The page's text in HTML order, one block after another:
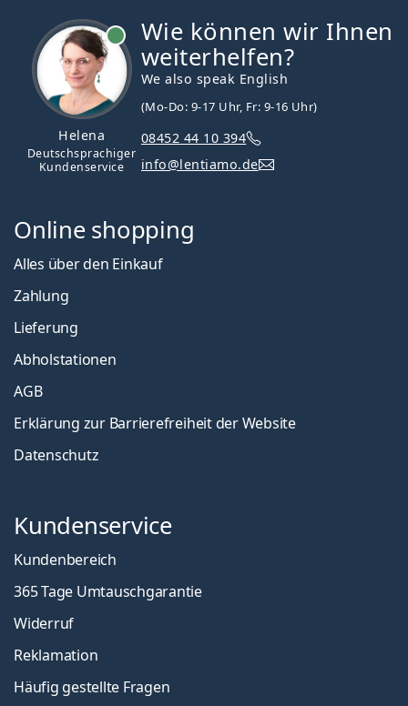
Helena
Deutschsprachiger
Kundenservice
Wie können wir Ihnen
weiterhelfen?
We also speak English
(Mo-Do: 9-17 Uhr, Fr: 9-16 Uhr)
08452 44 10 394
info@lentiamo.de
Online shopping
Alles über den Einkauf
Zahlung
Lieferung
Abholstationen
AGB
Erklärung zur Barrierefreiheit der Website
Datenschutz
Kundenservice
Kundenbereich
365 Tage Umtauschgarantie
Widerruf
Reklamation
Häufig gestellte Fragen